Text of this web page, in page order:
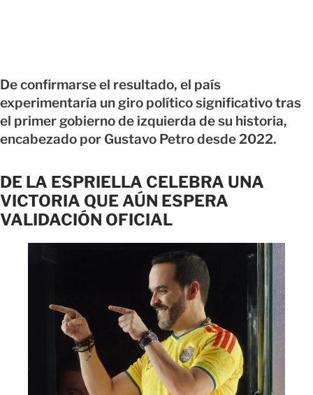
De confirmarse el resultado, el país
experimentaría un giro político significativo tras
el primer gobierno de izquierda de su historia,
encabezado por Gustavo Petro desde 2022.
DE LA ESPRIELLA CELEBRA UNA
VICTORIA QUE AÚN ESPERA
VALIDACIÓN OFICIAL